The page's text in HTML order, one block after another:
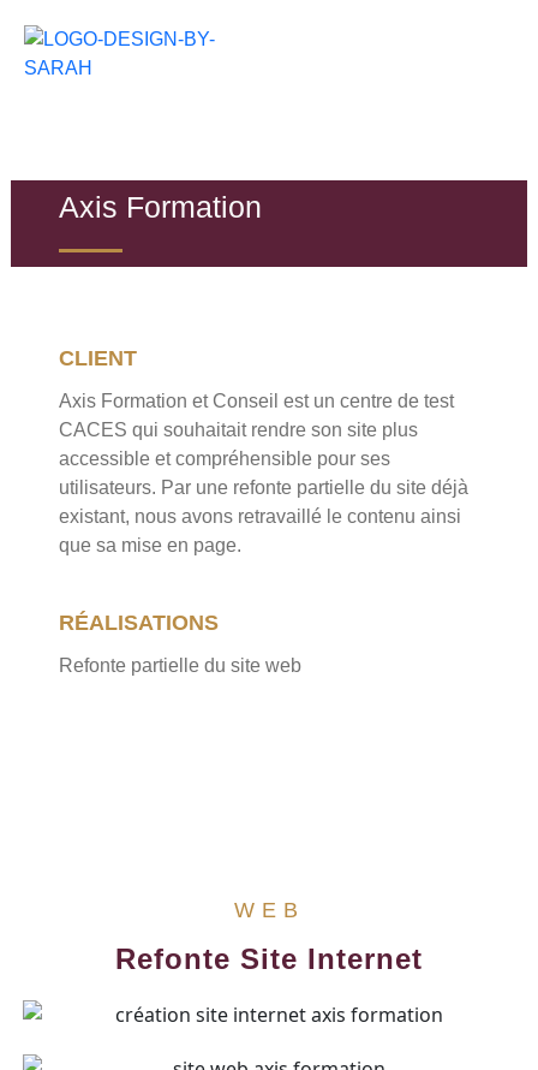
Aller
Axis Formation
CLIENT
Axis Formation et Conseil est un centre de test
CACES qui souhaitait rendre son site plus
accessible et compréhensible pour ses
utilisateurs. Par une refonte partielle du site déjà
existant, nous avons retravaillé le contenu ainsi
que sa mise en page.
RÉALISATIONS
Refonte partielle du site web
WEB
Refonte Site Internet